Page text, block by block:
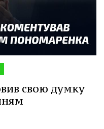
свою думку